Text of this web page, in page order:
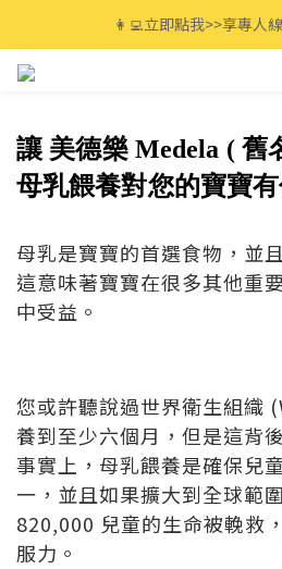
全館滿$3000免運🚚 最高
👩‍💻立即點我>>享專人
讓 美德樂 Medela ( 舊
母乳餵養對您的寶寶
母乳是寶寶的首選食物，並
這意味著寶寶在很多其他重
中受益。
您或許聽說過世界衛生組織
養到至少六個月，但是這背
事實上，母乳餵養是確保兒
一，並且如果擴大到全球範
820,000 兒童的生命被輓救
服力。